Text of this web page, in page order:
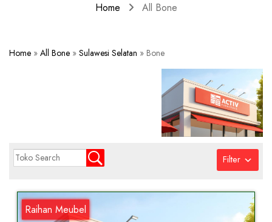
Home All Bone
Home » All Bone » Sulawesi Selatan » Bone
Filter
Raihan Meubel